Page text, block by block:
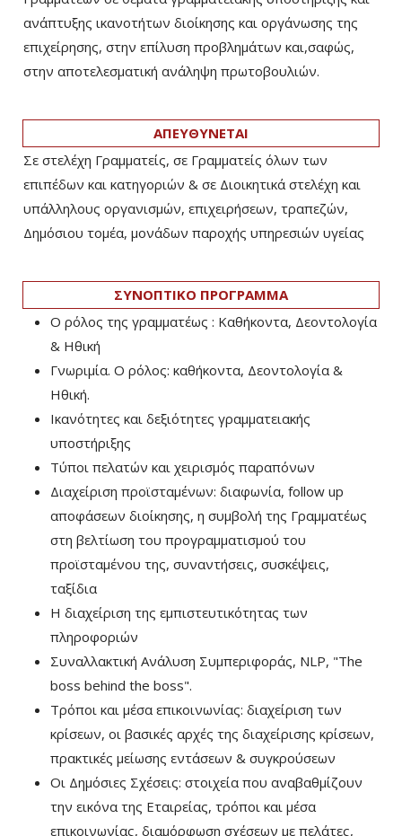
ανάπτυξης ικανοτήτων διοίκησης και οργάνωσης της
επιχείρησης, στην επίλυση προβλημάτων και,σαφώς,
στην αποτελεσματική ανάληψη πρωτοβουλιών.
ΑΠΕΥΘΥΝΕΤΑΙ
Σε στελέχη Γραμματείς, σε Γραμματείς όλων των
επιπέδων και κατηγοριών & σε Διοικητικά στελέχη και
υπάλληλους οργανισμών, επιχειρήσεων, τραπεζών,
Δημόσιου τομέα, μονάδων παροχής υπηρεσιών υγείας
ΣΥΝΟΠΤΙΚΟ ΠΡΟΓΡΑΜΜΑ
Ο ρόλος της γραμματέως : Καθήκοντα, Δεοντολογία
& Ηθική
Γνωριμία. Ο ρόλος: καθήκοντα, Δεοντολογία &
Ηθική.
Ικανότητες και δεξιότητες γραμματειακής
υποστήριξης
Τύποι πελατών και χειρισμός παραπόνων
Διαχείριση προϊσταμένων: διαφωνία, follow up
αποφάσεων διοίκησης, η συμβολή της Γραμματέως
στη βελτίωση του προγραμματισμού του
προϊσταμένου της, συναντήσεις, συσκέψεις,
ταξίδια
Η διαχείριση της εμπιστευτικότητας των
πληροφοριών
Συναλλακτική Ανάλυση Συμπεριφοράς, ΝLP, "The
boss behind the boss".
Τρόποι και μέσα επικοινωνίας: διαχείριση των
κρίσεων, οι βασικές αρχές της διαχείρισης κρίσεων,
πρακτικές μείωσης εντάσεων & συγκρούσεων
Οι Δημόσιες Σχέσεις: στοιχεία που αναβαθμίζουν
την εικόνα της Εταιρείας, τρόποι και μέσα
επικοινωνίας, διαμόρφωση σχέσεων με πελάτες,